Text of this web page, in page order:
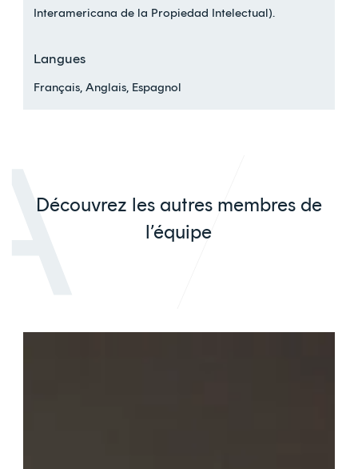
Interamericana de la Propiedad Intelectual).
Langues
Français, Anglais, Espagnol
Découvrez les autres membres de
l’équipe